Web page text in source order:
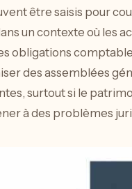
être saisis pour
un contexte où les
obligations
des assemblées
surtout si le
à des problèmes